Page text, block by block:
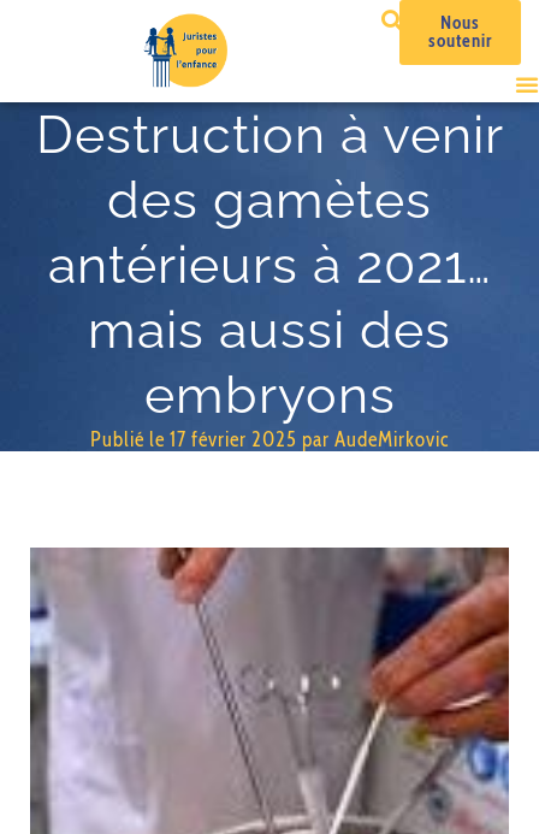
Nous
soutenir
Destruction à venir
des gamètes
antérieurs à 2021…
mais aussi des
embryons
Publié le 17 février 2025 par AudeMirkovic